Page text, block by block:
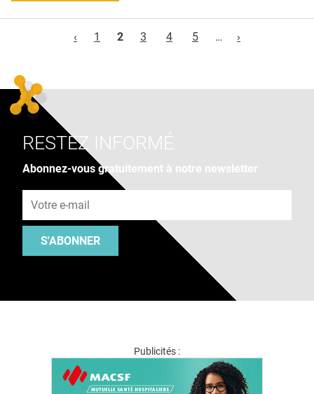
‹
1 2 3 4 5 … ›
RESTEZ INFORMÉ
Abonnez-vous gratuitement à notre newsletter
S'ABONNER
Publicités :